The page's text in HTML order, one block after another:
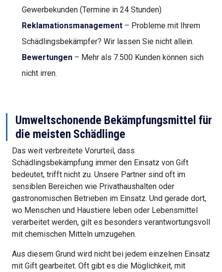
Gewerbekunden (Termine in 24 Stunden)
Reklamationsmanagement – Probleme mit Ihrem
Schädlingsbekämpfer? Wir lassen Sie nicht allein.
Bewertungen – Mehr als 7.500 Kunden können sich
nicht irren.
Umweltschonende Bekämpfungsmittel für
die meisten Schädlinge
Das weit verbreitete Vorurteil, dass
Schädlingsbekämpfung immer den Einsatz von Gift
bedeutet, trifft nicht zu. Unsere Partner sind oft im
sensiblen Bereichen wie Privathaushalten oder
gastronomischen Betrieben im Einsatz. Und gerade dort,
wo Menschen und Haustiere leben oder Lebensmittel
verarbeitet werden, gilt es besonders verantwortungsvoll
mit chemischen Mitteln umzugehen.
Aus diesem Grund wird nicht bei jedem einzelnen Einsatz
mit Gift gearbeitet. Oft gibt es die Möglichkeit, mit